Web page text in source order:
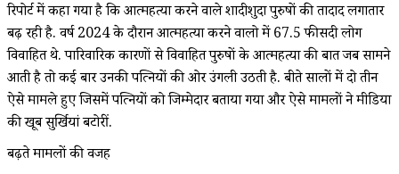
रिपोर्ट में कहा गया है कि आत्महत्या करने वाले शादीशुदा पुरुषों की तादाद लगातार
बढ़ रही है. वर्ष 2024 के दौरान आत्महत्या करने वालो में 67.5 फीसदी लोग
विवाहित थे. पारिवारिक कारणों से विवाहित पुरुषों के आत्महत्या की बात जब सामने
आती है तो कई बार उनकी पत्नियों की ओर उंगली उठती है. बीते सालों में दो तीन
ऐसे मामले हुए जिसमें पत्नियों को जिम्मेदार बताया गया और ऐसे मामलों ने मीडिया
की खूब सुर्खियां बटोरीं.
बढ़ते मामलों की वजह